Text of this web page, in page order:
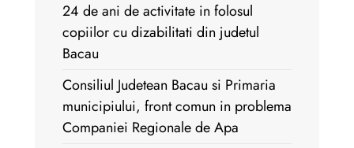
24 de ani de activitate in folosul
copiilor cu dizabilitati din judetul
Bacau
Consiliul Judetean Bacau si Primaria
municipiului, front comun in problema
Companiei Regionale de Apa